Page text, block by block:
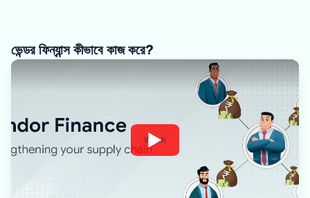
ভেন্ডর ফিন্যান্স কীভাবে কাজ করে?
Watch